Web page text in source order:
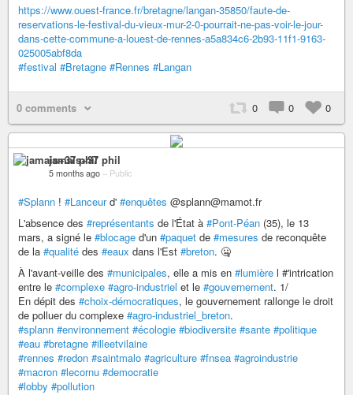
https://www.ouest-france.fr/bretagne/langan-35850/faute-de-
reservations-le-festival-du-vieux-mur-2-0-pourrait-ne-pas-voir-le-jour-
dans-cette-commune-a-louest-de-rennes-a5a834c6-2b93-11f1-9163-
025005abf8da
#festival #Bretagne #Rennes #Langan
0 comments 0 0 0
jamais+37 phil
5 months ago – Public
#Splann ! #Lanceurd' #enquêtes @splann@mamot.fr
L'absence des #représentants de l'État à #Pont-Péan (35), le 13
mars, a signé le #blocage d'un #paquet de #mesures de reconquête
de la #qualité des #eaux dans l'Est #breton. 🤐
À l'avant-veille des #municipales, elle a mis en #lumière l #'intrication
entre le #complexe #agro-industriel et le #gouvernement. 1/
En dépit des #choix-démocratiques, le gouvernement rallonge le droit
de polluer du complexe #agro-industriel_breton.
#splann #environnement #écologie #biodiversite #sante #politique
#eau #bretagne #illeetvilaine
#rennes #redon #saintmalo #agriculture #fnsea #agroindustrie
#macron #lecornu #democratie
#lobby #pollution